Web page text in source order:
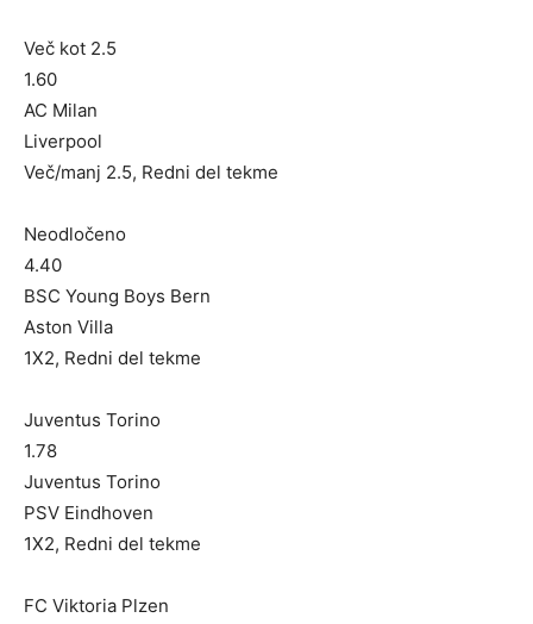
Več kot 2.5
1.60
AC Milan
Liverpool
Več/manj 2.5, Redni del tekme
Neodločeno
4.40
BSC Young Boys Bern
Aston Villa
1X2, Redni del tekme
Juventus Torino
1.78
Juventus Torino
PSV Eindhoven
1X2, Redni del tekme
FC Viktoria Plzen